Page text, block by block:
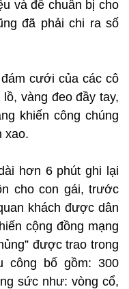
và để chuẩn bị cho
đã phải chi ra số
cưới của các cô
lồ, vàng đeo đầy tay,
khiến công chúng
xao.
hơn 6 phút ghi lại
cho con gái, trước
khách được dân
cộng đồng mạng
được trao trong
công bố gồm: 300
sức như: vòng cổ,